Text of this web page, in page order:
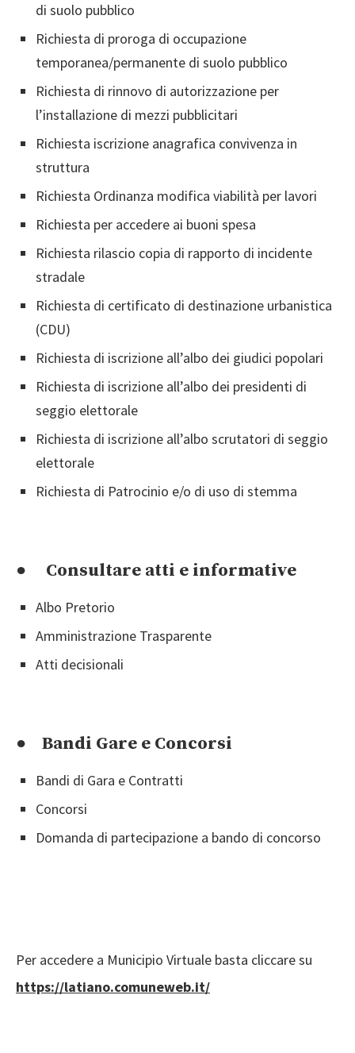
di suolo pubblico
Richiesta di proroga di occupazione
temporanea/permanente di suolo pubblico
Richiesta di rinnovo di autorizzazione per
l’installazione di mezzi pubblicitari
Richiesta iscrizione anagrafica convivenza in
struttura
Richiesta Ordinanza modifica viabilità per lavori
Richiesta per accedere ai buoni spesa
Richiesta rilascio copia di rapporto di incidente
stradale
Richiesta di certificato di destinazione urbanistica
(CDU)
Richiesta di iscrizione all’albo dei giudici popolari
Richiesta di iscrizione all’albo dei presidenti di
seggio elettorale
Richiesta di iscrizione all’albo scrutatori di seggio
elettorale
Richiesta di Patrocinio e/o di uso di stemma
● Consultare atti e informative
Albo Pretorio
Amministrazione Trasparente
Atti decisionali
● Bandi Gare e Concorsi
Bandi di Gara e Contratti
Concorsi
Domanda di partecipazione a bando di concorso
Per accedere a Municipio Virtuale basta cliccare su
https://latiano.comuneweb.it/